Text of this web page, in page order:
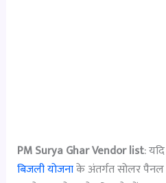
PM Surya Ghar Vendor list:
बिजली योजनाके अंतर्गत सोलर